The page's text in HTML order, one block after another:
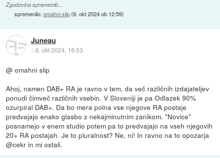
Zgodovina sprememb…
spremenilo:omahni slip(6. okt 2024 ob 12:59)
Juneau
::6. okt 2024, 16:53
@ omahni slip
Ahoj, namen DAB+ RA je ravno v tem, da več različnih izdajateljev
ponudi čimveč različnih vsebin. V Sloveniji je pa Odlazek 90%
ozurpiral DAB+. Da bo mera polna vse njegove RA postaje
predvajajo enako glasbo z nekajminutnim zanikom. "Novice"
posnamejo v enem studio potem pa to predvajajo na vseh njegovih
20+ RA postajah. Je to pluralnost? Ne, ni! In ravno na to opozarja
@cekr in mi ostali.